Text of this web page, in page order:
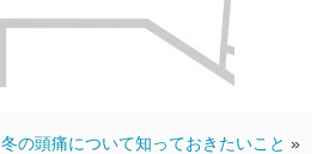
冬の頭痛について知っておきたいこと »